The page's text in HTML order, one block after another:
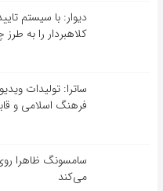
کلاهبردار را به
ساترا: تولیدات
فرهنگ اسلامی و
سامسونگ ظاهرا
می‌کند